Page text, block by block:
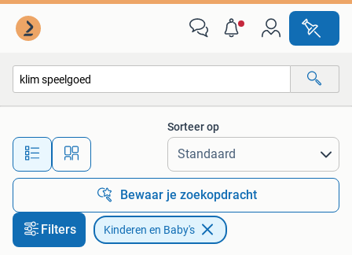
Alle afstanden…
Sorteer op
Bewaar je zoekopdracht
Filters Kinderen en Baby's